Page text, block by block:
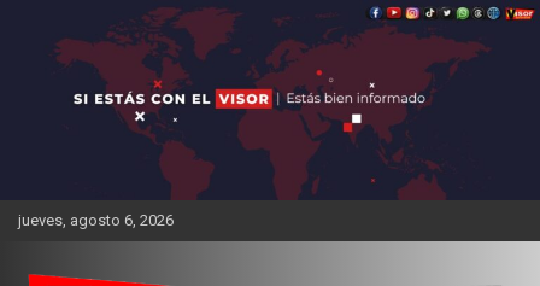
contenido
jueves, agosto 6, 2026